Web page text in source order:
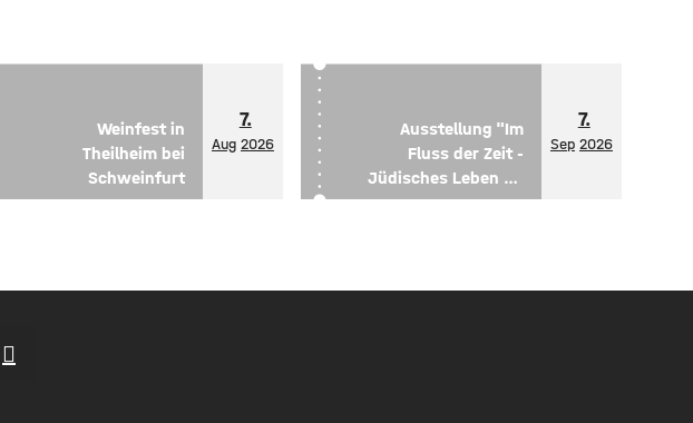
Weinfest in
Theilheim bei
Schweinfurt
7.
Aug 2026
Ausstellung "Im
Fluss der Zeit -
Jüdisches Leben an
der Oder"
7.
Sep 2026